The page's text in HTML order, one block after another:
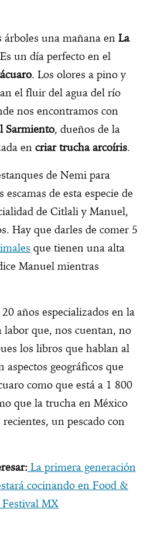
árboles una mañana en La
un día perfecto en el
. Los olores a pino y
el fluir del agua del río
nos encontramos con
Sarmiento, dueños de la
en criar trucha arcoíris.
de Nemi para
de esta especie de
de Citlali y Manuel,
Hay que darles de comer 5
que tienen una alta
Manuel mientras
años especializados en la
labor que, nos cuentan, no
los libros que hablan al
aspectos geográficos que
como que está a 1 800
que la trucha en México
un pescado con
La primera generación
cocinando en Food &
MX